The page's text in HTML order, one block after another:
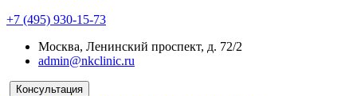
+7 (495) 930-15-73
Москва, Ленинский проспект, д. 72/2
admin@nkclinic.ru
Консультация